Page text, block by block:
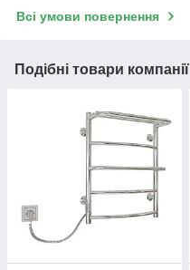
Всі умови повернення
Подібні товари компанії